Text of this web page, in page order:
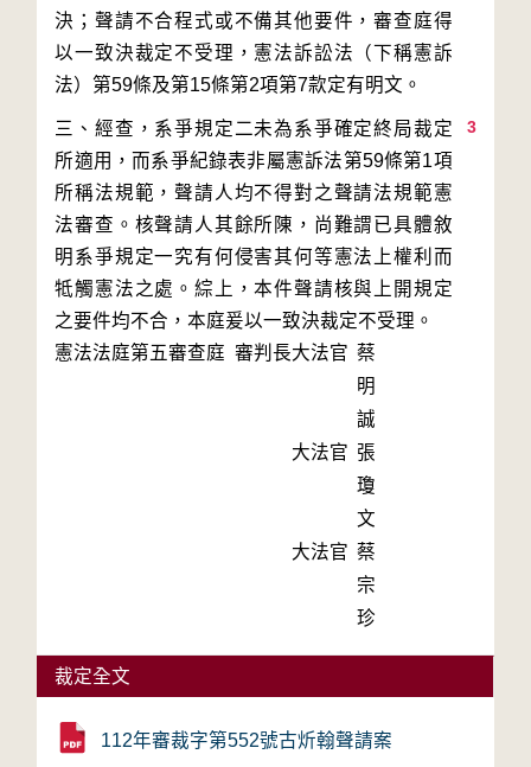
決；聲請不合程式或不備其他要件，審查庭得
以一致決裁定不受理，憲法訴訟法（下稱憲訴
3
三、經查，系爭規定二未為系爭確定終局裁定
所適用，而系爭紀錄表非屬憲訴法第59條第1項
所稱法規範，聲請人均不得對之聲請法規範憲
法審查。核聲請人其餘所陳，尚難謂已具體敘
明系爭規定一究有何侵害其何等憲法上權利而
牴觸憲法之處。綜上，本件聲請核與上開規定
之要件均不合，本庭爰以一致決裁定不受理。
憲法法庭第五審查庭 審判長大法官 蔡
明
誠
大法官 張
瓊
文
大法官 蔡
宗
珍
裁定全文
112年審裁字第552號古炘翰聲請案